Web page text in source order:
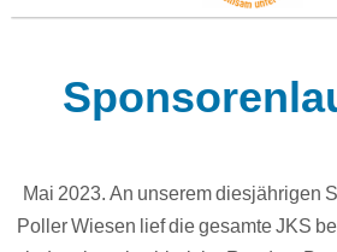
Mai 2023. An unserem diesjährigen
Poller Wiesen lief die gesamte JKS